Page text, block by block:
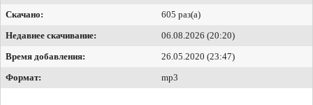
Скачано:
605 раз(а)
Недавнее скачивание:
06.08.2026 (20:20)
Время добавления:
26.05.2020 (23:47)
Формат:
mp3